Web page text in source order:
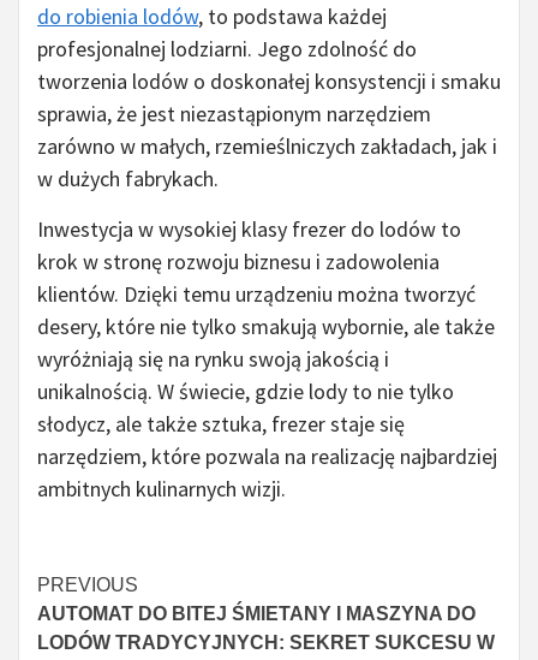
do robienia lodów, to podstawa każdej
profesjonalnej lodziarni. Jego zdolność do
tworzenia lodów o doskonałej konsystencji i smaku
sprawia, że jest niezastąpionym narzędziem
zarówno w małych, rzemieślniczych zakładach, jak i
w dużych fabrykach.
Inwestycja w wysokiej klasy frezer do lodów to
krok w stronę rozwoju biznesu i zadowolenia
klientów. Dzięki temu urządzeniu można tworzyć
desery, które nie tylko smakują wybornie, ale także
wyróżniają się na rynku swoją jakością i
unikalnością. W świecie, gdzie lody to nie tylko
słodycz, ale także sztuka, frezer staje się
narzędziem, które pozwala na realizację najbardziej
ambitnych kulinarnych wizji.
Continue
Reading
PREVIOUS
AUTOMAT DO BITEJ ŚMIETANY I MASZYNA DO
LODÓW TRADYCYJNYCH: SEKRET SUKCESU W